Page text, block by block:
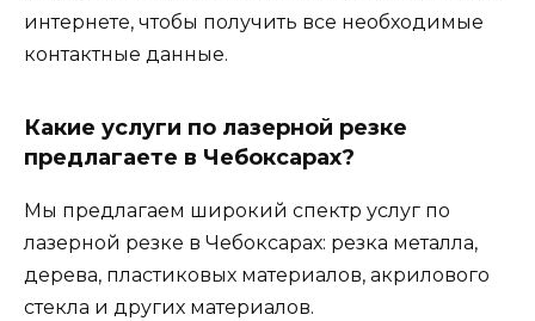
интернете, чтобы получить все необходимые
контактные данные.
Какие услуги по лазерной резке
предлагаете в Чебоксарах?
Мы предлагаем широкий спектр услуг по
лазерной резке в Чебоксарах: резка металла,
дерева, пластиковых материалов, акрилового
стекла и других материалов.